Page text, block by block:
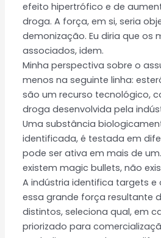
efeito hipertrófico e de
droga. A força, em si, seria
demonização. Eu diria que os
associados, idem.
Minha perspectiva sobre o
menos na seguinte linha:
são um recurso tecnológico,
droga desenvolvida pela
Uma substância
identificada, é testada em
pode ser ativa em mais de
existem magic bullets, não
A indústria identifica targets e
essa grande força resultante
distintos, seleciona qual, em
priorizado para